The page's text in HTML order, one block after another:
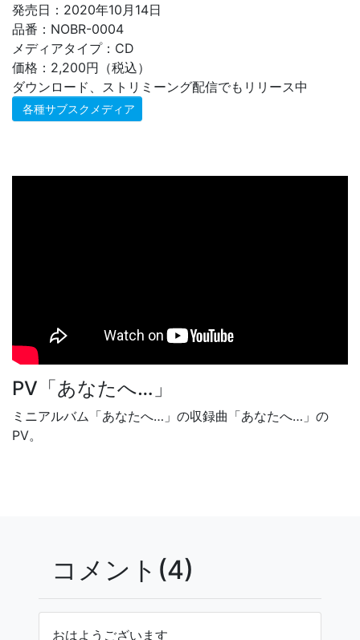
発売日：2020年10月14日
品番：NOBR-0004
メディアタイプ：CD
価格：2,200円（税込）
ダウンロード、ストリミーング配信でもリリース中
各種サブスクメディア
PV「あなたへ…」
ミニアルバム「あなたへ…」の収録曲「あなたへ…」の
PV。
コメント(4)
おはようございます